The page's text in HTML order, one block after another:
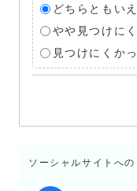
どちらともい
やや見つけに
見つけにくか
ソーシャルサイトへ